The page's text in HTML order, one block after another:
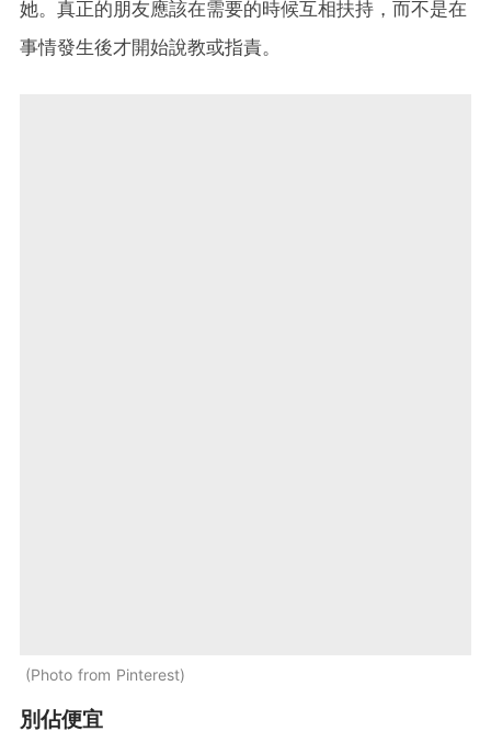
她。真正的朋友應該在需要的時候互相扶持，而不是在
事情發生後才開始說教或指責。
Photo from Pinterest
別佔便宜